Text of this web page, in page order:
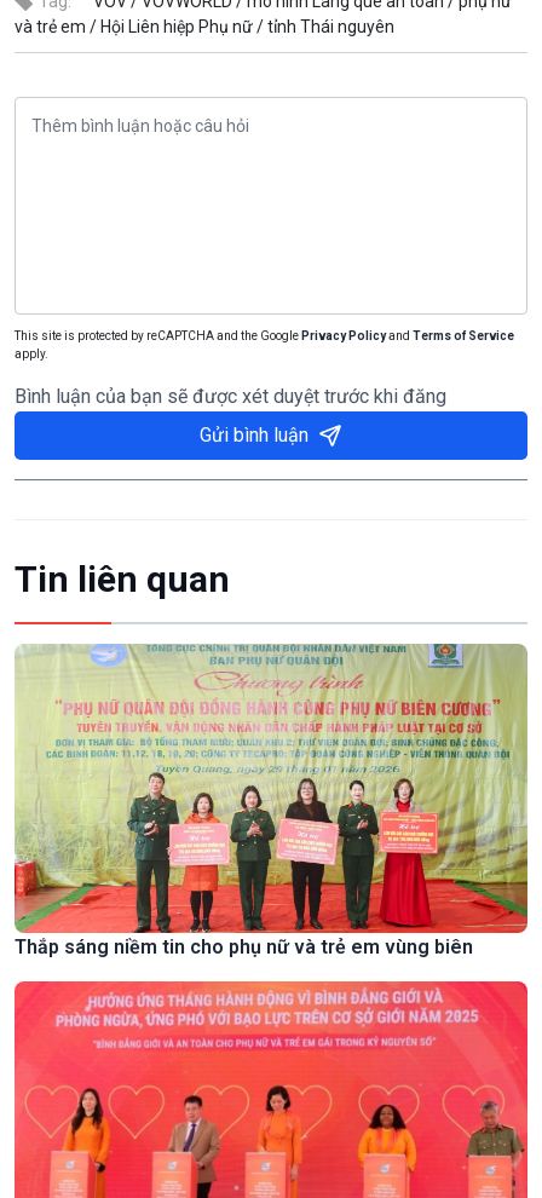
và trẻ em / Hội Liên hiệp Phụ nữ /tỉnh Thái nguyên
This site is protected by reCAPTCHA and the Google Privacy Policyand Terms of Service
apply.
Bình luận của bạn sẽ được xét duyệt trước khi đăng
Gửi bình luận
Tin liên quan
Thắp sáng niềm tin cho phụ nữ và trẻ em vùng biên